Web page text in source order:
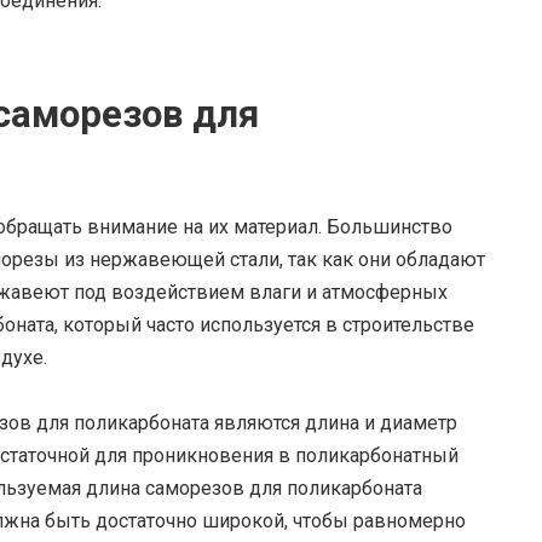
для
внимание на их материал. Большинство
из нержавеющей стали, так как они обладают
под воздействием влаги и атмосферных
который часто используется в строительстве
для поликарбоната являются длина и диаметр
для проникновения в поликарбонатный
длина саморезов для поликарбоната
быть достаточно широкой, чтобы равномерно